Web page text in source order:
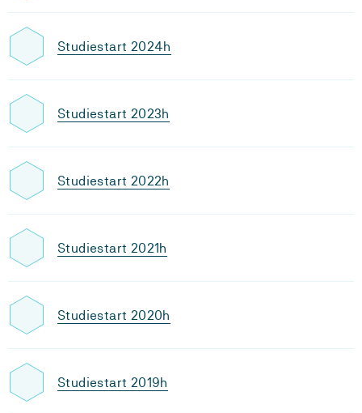
Studiestart 2024h
Studiestart 2023h
Studiestart 2022h
Studiestart 2021h
Studiestart 2020h
Studiestart 2019h